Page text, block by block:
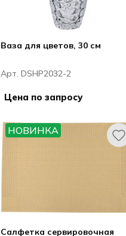
Ваза для цветов, 30 см
Арт. DSHP2032-2
Цена по запросу
НОВИНКА
Салфетка сервировочная